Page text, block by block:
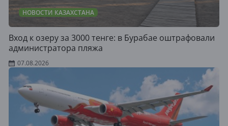
НОВОСТИ КАЗАХСТАНА
Вход к озеру за 3000 тенге: в Бурабае оштрафовали
администратора пляжа
07.08.2026